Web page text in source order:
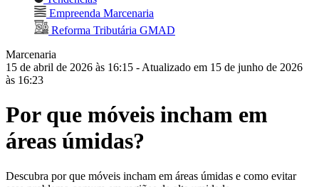
Empreenda Marcenaria
Reforma Tributária GMAD
Marcenaria
15 de abril de 2026 às 16:15 - Atualizado em 15 de junho de 2026
às 16:23
Por que móveis incham em
áreas úmidas?
Descubra por que móveis incham em áreas úmidas e como evitar